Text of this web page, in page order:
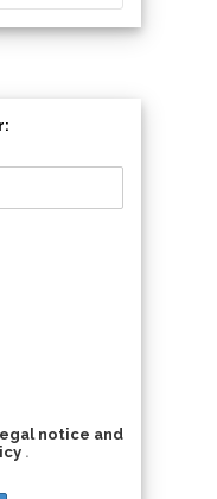
notice and
.